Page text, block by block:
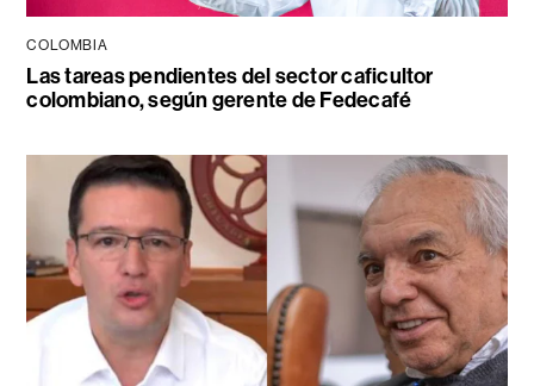
COLOMBIA
Las tareas pendientes del sector caficultor
colombiano, según gerente de Fedecafé